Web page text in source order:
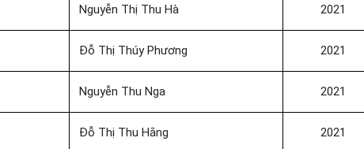
Nguyễn Thị Thu Hà 2021
Đỗ Thị Thúy Phương 2021
Nguyễn Thu Nga 2021
Đỗ Thị Thu Hằng 2021